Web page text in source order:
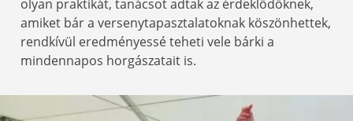
olyan praktikát, tanácsot adtak az érdeklődőknek,
amiket bár a versenytapasztalatoknak köszönhettek,
rendkívül eredményessé teheti vele bárki a
mindennapos horgászatait is.